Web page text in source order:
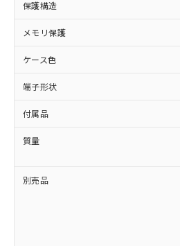
保護構造
メモリ保護
ケース色
端子形状
付属品
質量
別売品
覧された時点での実
準価格とは異なる場
正式な納期状況およ
様のお取引先、また
ムロン制御機器販売
オムロン制御機器販
販売ネットワ
在庫状況および標準
示しないようお願い
マイパーツ機能（部
ビス）をご利用いた
メンバーズにご登録
ミウム(Cd) 100ppm以下、
六価クロム(Cr(Ⅵ)) 1000ppm以下
類(PBB) 1000ppm以下、ポリ臭化
ルベンジル（BBP） 1000ppm以下
（DBP） 1000ppm以下、フタ
(DIBP) 1000ppm以下
但し、RoHS指令で産業用監視およ
フタル酸エステル類の４物質につ
図的な使用がないことを確認して
部品在庫の切り替え状況
月が前後することがありま
*中国RoHS10物質の基準値 (GB/
Pb(鉛) :1000ppm、 Hg(水銀) :
Cr(Ⅵ)(六価クロム) : 1000ppm、
ニル類) : 1000ppm、 PBDEs(ポ
DBP(フタル酸ジブチル) : 1000ppm
イソブチル) : 1000ppm、 BBP(フ
ル) : 1000ppm、
「ｅ」：有害物質（10物
準値以下であることを示
「10」：通常の使用状況
質が外部に漏えいし、環
及ぼさない年数を意味しま
「－」：未確認です。当
国政府の輸出許可(
可)を取得するなど
全に破砕するなど、
いよう必要な手段を
当社は貴社製品を、
ル、化学兵器、生物
武器並びにこれらの
当社は、貴社製品を
場合は、上記1、2
該第三者に通知しま
販売先および販売に
法に輸出するおそれ
り引きをいたしませ
一定数以上の在
在庫なし(最新
いては、お客様
たはお客様担当
機器販売店・当
受注生産機種、
情報を公開して